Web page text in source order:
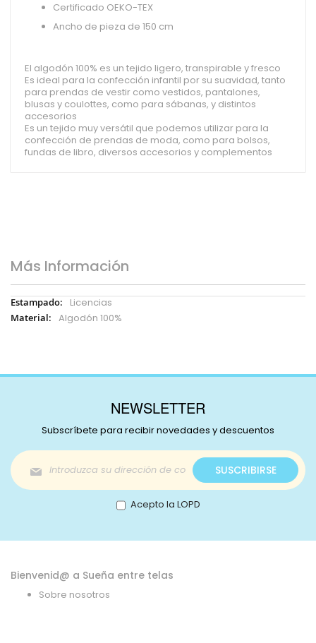
Certificado OEKO-TEX
Ancho de pieza de 150 cm
El algodón 100% es un tejido ligero, transpirable y fresco
Es ideal para la confección infantil por su suavidad, tanto
para prendas de vestir como vestidos, pantalones,
blusas y coulottes, como para sábanas, y distintos
accesorios
Es un tejido muy versátil que podemos utilizar para la
confección de prendas de moda, como para bolsos,
fundas de libro, diversos accesorios y complementos
Más Información
Más
Información
Licencias
Algodón 100%
NEWSLETTER
Subscríbete para recibir novedades y descuentos
Inscríbase
a
nuestro
boletín
de
SUSCRIBIRSE
Acepto la LOPD
Bienvenid@ a Sueña entre telas
Sobre nosotros